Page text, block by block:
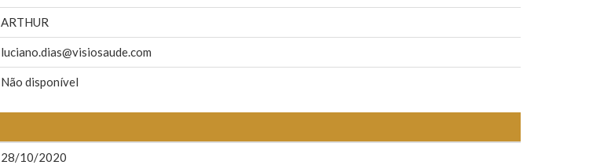
ARTHUR
luciano.dias@visiosaude.com
Não disponível
28/10/2020